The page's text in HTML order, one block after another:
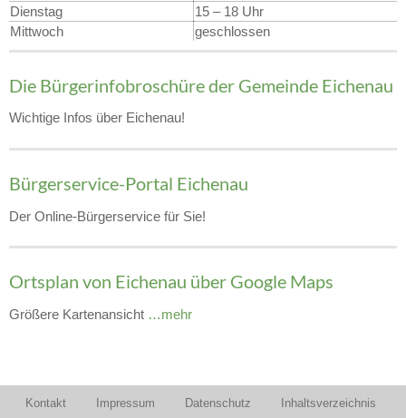
Dienstag
15 – 18 Uhr
Mittwoch
geschlossen
Die Bürgerinfobroschüre der Gemeinde Eichenau
Wichtige Infos über Eichenau!
Bürgerservice-Portal Eichenau
Der Online-Bürgerservice für Sie!
Ortsplan von Eichenau über Google Maps
Größere Kartenansicht …mehr
Kontakt Impressum Datenschutz Inhaltsverzeichnis